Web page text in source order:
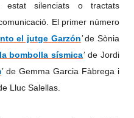
estat silenciats o tractats
El primer número
el jutge Garzón’ de Sònia
bombolla sísmica’ de Jordi
’ de Gemma Garcia Fàbrega i
Lluc Salellas.